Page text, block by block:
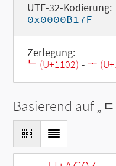
UTF-32-Kodierung:
0x0000B17F
Zerlegung:
ᄂ (U+1102) - ᅩ
Basierend auf „ᆮ